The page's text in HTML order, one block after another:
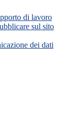
di lavoro
sul sito
dei dati